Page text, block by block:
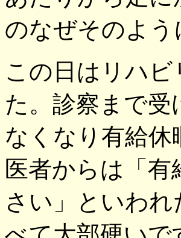
のなぜそのよ
この日はリハ
た。診察まで
なくなり有給
医者からは「
さい」といわ